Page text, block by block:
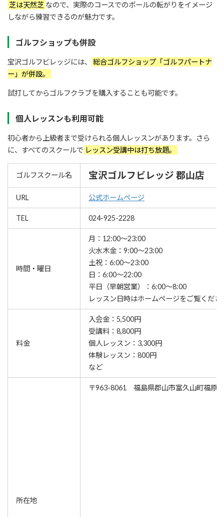
芝は天然芝 なので、実際のコースでのボールの転がりをイメージ
しながら練習できるのが魅力です。
ゴルフショップも併設
宝沢ゴルフビレッジには、
総合ゴルフショップ「ゴルフパートナ
ー」が併設。
試打してからゴルフクラブを購入することも可能です。
個人レッスンも利用可能
初心者から上級者まで受けられる個人レッスンがあります。さら
に、すべてのスクールで レッスン受講中は打ち放題。
ゴルフスクール名 宝沢ゴルフビレッジ 郡山店
URL 公式ホームページ
TEL 024-925-2228
時間・曜日
月：12:00～23:00
火水木金：9:00～23:00
土祝：6:00～23:00
日：6:00～22:00
平日（早朝営業）：6:00〜8:00
レッスン⽇時はホームページをご覧くださ
料金
入会金：5,500円
受講料：8,800円
個人レッスン：3,300円
体験レッスン：800円
など
所在地
〒963-8061 福島県郡山市富久山町福原